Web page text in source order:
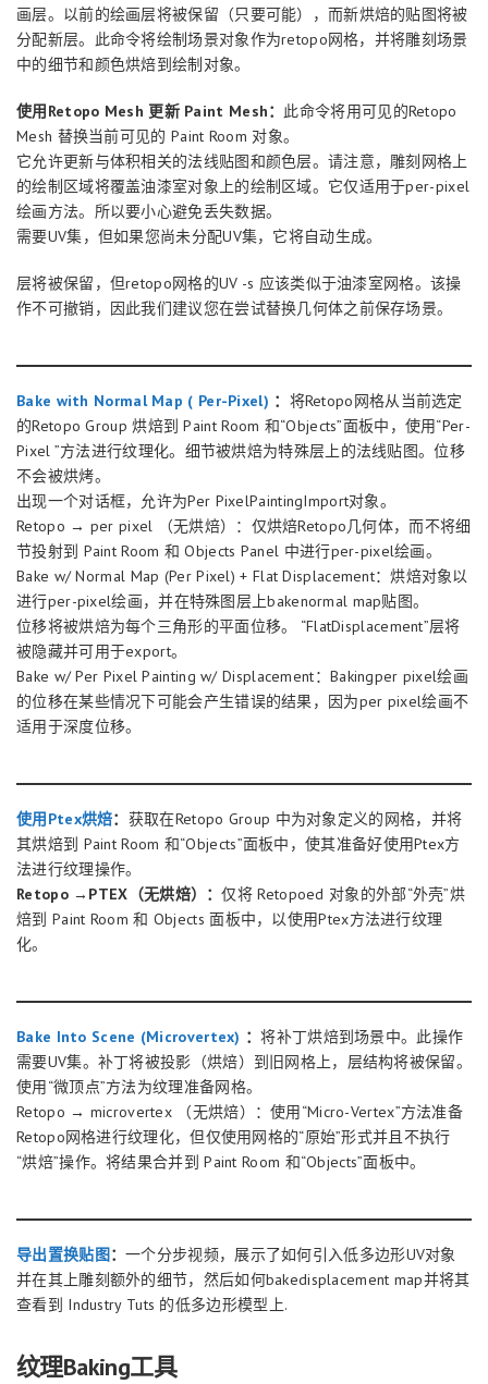
画层。以前的绘画层将被保留（只要可能），而新烘焙的贴图将被
分配新层。此命令将绘制场景对象作为retopo网格，并将雕刻场景
中的细节和颜色烘焙到绘制对象。
使用Retopo Mesh 更新 Paint Mesh： 此命令将用可见的Retopo
Mesh 替换当前可见的 Paint Room 对象。
它允许更新与体积相关的法线贴图和颜色层。请注意，雕刻网格上
的绘制区域将覆盖油漆室对象上的绘制区域。它仅适用于per-pixel
绘画方法。所以要小心避免丢失数据。
需要UV集，但如果您尚未分配UV集，它将自动生成。
层将被保留，但retopo网格的UV -s 应该类似于油漆室网格。该操
作不可撤销，因此我们建议您在尝试替换几何体之前保存场景。
Bake with Normal Map ( Per-Pixel) ： 将Retopo网格从当前选定
的Retopo Group 烘焙到 Paint Room 和“Objects”面板中，使用“Per-
Pixel ”方法进行纹理化。细节被烘焙为特殊层上的法线贴图。位移
不会被烘烤。
出现一个对话框，允许为Per PixelPaintingImport对象。
Retopo → per pixel （无烘焙）：仅烘焙Retopo几何体，而不将细
节投射到 Paint Room 和 Objects Panel 中进行per-pixel绘画。
Bake w/ Normal Map (Per Pixel) + Flat Displacement：烘焙对象以
进行per-pixel绘画，并在特殊图层上bakenormal map贴图。
位移将被烘焙为每个三角形的平面位移。 “FlatDisplacement”层将
被隐藏并可用于export。
Bake w/ Per Pixel Painting w/ Displacement：Bakingper pixel绘画
的位移在某些情况下可能会产生错误的结果，因为per pixel绘画不
适用于深度位移。
使用Ptex烘焙： 获取在Retopo Group 中为对象定义的网格，并将
其烘焙到 Paint Room 和“Objects”面板中，使其准备好使用Ptex方
法进行纹理操作。
Retopo →PTEX（无烘焙）：仅将 Retopoed 对象的外部“外壳”烘
焙到 Paint Room 和 Objects 面板中，以使用Ptex方法进行纹理
化。
Bake Into Scene (Microvertex) ：将补丁烘焙到场景中。此操作
需要UV集。补丁将被投影（烘焙）到旧网格上，层结构将被保留。
使用“微顶点”方法为纹理准备网格。
Retopo → microvertex （无烘焙）：使用“Micro-Vertex”方法准备
Retopo网格进行纹理化，但仅使用网格的“原始”形式并且不执行
“烘焙”操作。将结果合并到 Paint Room 和“Objects”面板中。
导出置换贴图 ：一个分步视频，展示了如何引入低多边形UV对象
并在其上雕刻额外的细节，然后如何bakedisplacement map并将其
查看到 Industry Tuts 的低多边形模型上.
纹理Baking工具